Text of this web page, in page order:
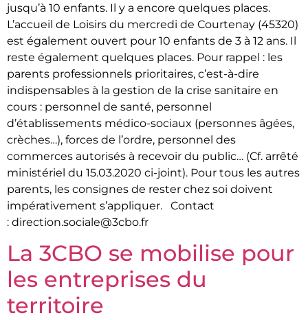
jusqu’à 10 enfants. Il y a encore quelques places.
L’accueil de Loisirs du mercredi de Courtenay (45320)
est également ouvert pour 10 enfants de 3 à 12 ans. Il
reste également quelques places. Pour rappel : les
parents professionnels prioritaires, c’est-à-dire
indispensables à la gestion de la crise sanitaire en
cours : personnel de santé, personnel
d’établissements médico-sociaux (personnes âgées,
crèches…), forces de l’ordre, personnel des
commerces autorisés à recevoir du public… (Cf. arrêté
ministériel du 15.03.2020 ci-joint). Pour tous les autres
parents, les consignes de rester chez soi doivent
impérativement s’appliquer. Contact
: direction.sociale@3cbo.fr
La 3CBO se mobilise pour
les entreprises du
territoire